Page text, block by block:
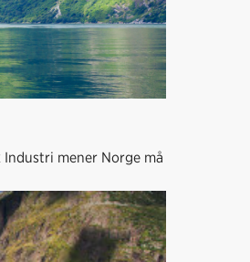
mener Norge må